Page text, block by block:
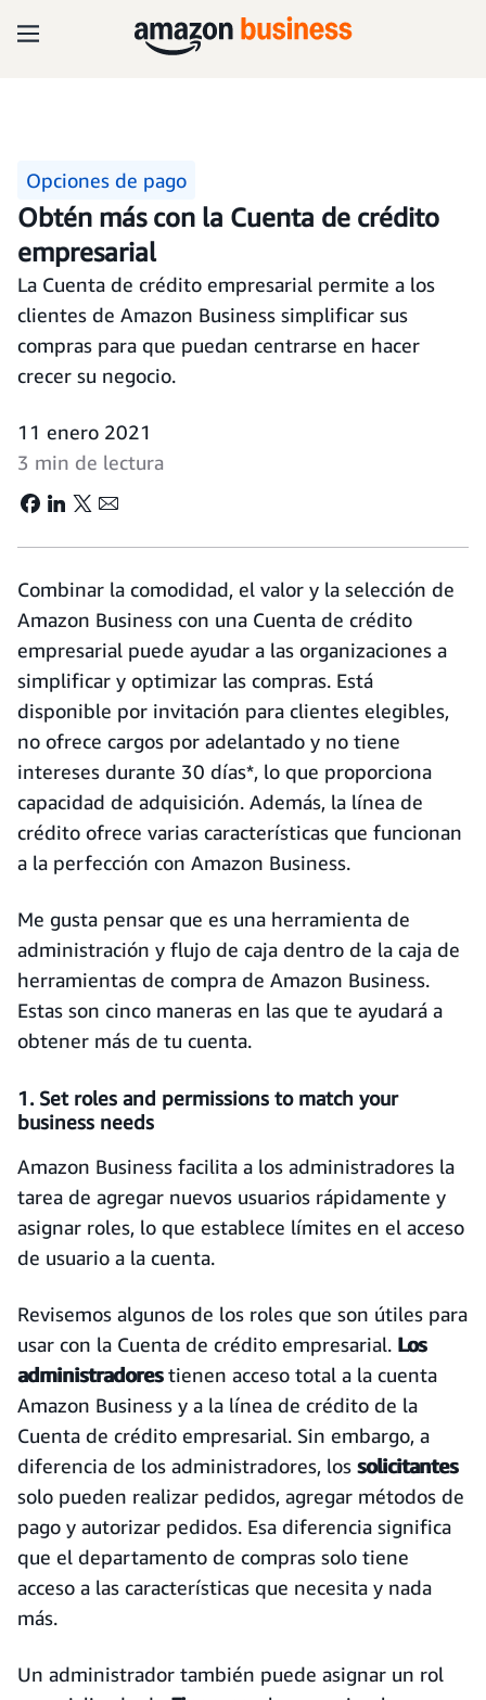
Opciones de pago
Obtén más con la Cuenta de crédito
empresarial
La Cuenta de crédito empresarial permite a los
clientes de Amazon Business simplificar sus
compras para que puedan centrarse en hacer
crecer su negocio.
11 enero 2021
3 min de lectura
Combinar la comodidad, el valor y la selección de
Amazon Business con una Cuenta de crédito
empresarial puede ayudar a las organizaciones a
simplificar y optimizar las compras. Está
disponible por invitación para clientes elegibles,
no ofrece cargos por adelantado y no tiene
intereses durante 30 días*, lo que proporciona
capacidad de adquisición. Además, la línea de
crédito ofrece varias características que funcionan
a la perfección con Amazon Business.
Me gusta pensar que es una herramienta de
administración y flujo de caja dentro de la caja de
herramientas de compra de Amazon Business.
Estas son cinco maneras en las que te ayudará a
obtener más de tu cuenta.
1. Set roles and permissions to match your
business needs
Amazon Business facilita a los administradores la
tarea de agregar nuevos usuarios rápidamente y
asignar roles, lo que establece límites en el acceso
de usuario a la cuenta.
Revisemos algunos de los roles que son útiles para
usar con la Cuenta de crédito empresarial. Los
administradorestienen acceso total a la cuenta
Amazon Business y a la línea de crédito de la
Cuenta de crédito empresarial. Sin embargo, a
diferencia de los administradores, los solicitantes
solo pueden realizar pedidos, agregar métodos de
pago y autorizar pedidos. Esa diferencia significa
que el departamento de compras solo tiene
acceso a las características que necesita y nada
más.
Un administrador también puede asignar un rol